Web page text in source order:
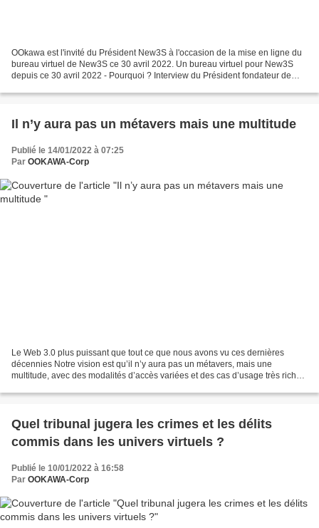
OOkawa est l'invité du Président New3S à l'occasion de la mise en ligne du
bureau virtuel de New3S ce 30 avril 2022. Un bureau virtuel pour New3S
depuis ce 30 avril 2022 - Pourquoi ? Interview du Président fondateur de
Il n’y aura pas un métavers mais une multitude
Publié le 14/01/2022 à 07:25
Par OOKAWA-Corp
Le Web 3.0 plus puissant que tout ce que nous avons vu ces dernières
décennies Notre vision est qu’il n’y aura pas un métavers, mais une
multitude, avec des modalités d’accès variées et des cas d’usage très riches,
Quel tribunal jugera les crimes et les délits
commis dans les univers virtuels ?
Publié le 10/01/2022 à 16:58
Par OOKAWA-Corp